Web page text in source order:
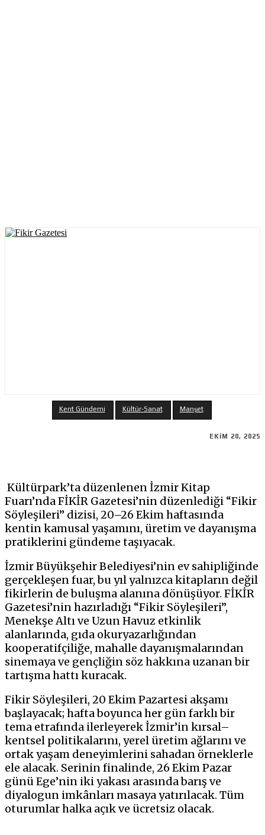
Kent Gündemi Kültür-Sanat Manşet
EKIM 20, 2025
Kültürpark’ta düzenlenen İzmir Kitap
Fuarı’nda FİKİR Gazetesi’nin düzenlediği “Fikir
Söyleşileri” dizisi, 20–26 Ekim haftasında
kentin kamusal yaşamını, üretim ve dayanışma
pratiklerini gündeme taşıyacak.
İzmir Büyükşehir Belediyesi’nin ev sahipliğinde
gerçekleşen fuar, bu yıl yalnızca kitapların değil
fikirlerin de buluşma alanına dönüşüyor. FİKİR
Gazetesi’nin hazırladığı “Fikir Söyleşileri”,
Menekşe Altı ve Uzun Havuz etkinlik
alanlarında, gıda okuryazarlığından
kooperatifçiliğe, mahalle dayanışmalarından
sinemaya ve gençliğin söz hakkına uzanan bir
tartışma hattı kuracak.
Fikir Söyleşileri, 20 Ekim Pazartesi akşamı
başlayacak; hafta boyunca her gün farklı bir
tema etrafında ilerleyerek İzmir’in kırsal–
kentsel politikalarını, yerel üretim ağlarını ve
ortak yaşam deneyimlerini sahadan örneklerle
ele alacak. Serinin finalinde, 26 Ekim Pazar
günü Ege’nin iki yakası arasında barış ve
diyalogun imkânları masaya yatırılacak. Tüm
oturumlar halka açık ve ücretsiz olacak.